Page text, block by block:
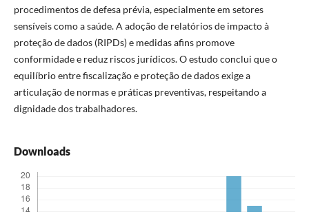
procedimentos de defesa prévia, especialmente em setores
sensíveis como a saúde. A adoção de relatórios de impacto à
proteção de dados (RIPDs) e medidas afins promove
conformidade e reduz riscos jurídicos. O estudo conclui que o
equilíbrio entre fiscalização e proteção de dados exige a
articulação de normas e práticas preventivas, respeitando a
dignidade dos trabalhadores.
Downloads